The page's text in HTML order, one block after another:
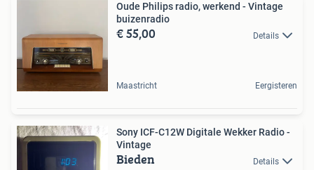
Oude Philips radio, werkend - Vintage
buizenradio
€ 55,00 Details
Maastricht Eergisteren
Sony ICF-C12W Digitale Wekker Radio -
Vintage
Bieden Details